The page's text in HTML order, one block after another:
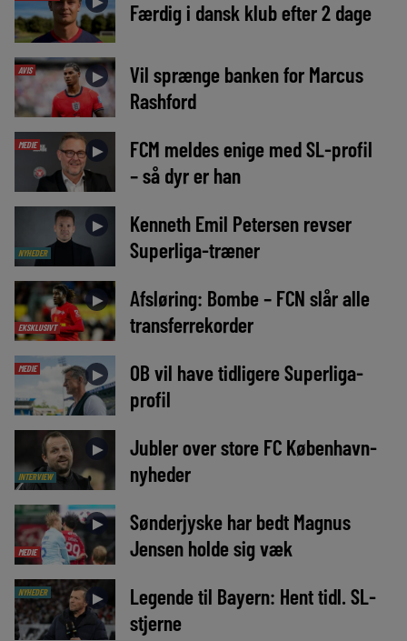
Færdig i dansk klub efter 2 dage
AVIS ►
Vil sprænge banken for Marcus
Rashford
MEDIE ►
FCM meldes enige med SL-profil
– så dyr er han
NYHEDER
►
Kenneth Emil Petersen revser
Superliga-træner
EKSKLUSIVT
►
Afsløring: Bombe – FCN slår alle
transferrekorder
MEDIE ►
OB vil have tidligere Superliga-
profil
INTERVIEW
►
Jubler over store FC København-
nyheder
MEDIE
►
Sønderjyske har bedt Magnus
Jensen holde sig væk
NYHEDER ►
Legende til Bayern: Hent tidl. SL-
stjerne